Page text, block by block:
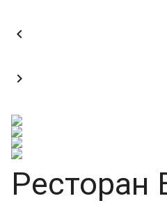


Ресторан